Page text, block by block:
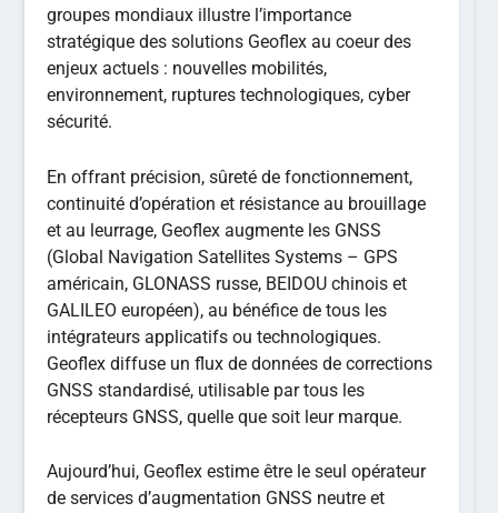
groupes mondiaux illustre l’importance
stratégique des solutions Geoflex au coeur des
enjeux actuels : nouvelles mobilités,
environnement, ruptures technologiques, cyber
sécurité.
En offrant précision, sûreté de fonctionnement,
continuité d’opération et résistance au brouillage
et au leurrage, Geoflex augmente les GNSS
(Global Navigation Satellites Systems – GPS
américain, GLONASS russe, BEIDOU chinois et
GALILEO européen), au bénéfice de tous les
intégrateurs applicatifs ou technologiques.
Geoflex diffuse un flux de données de corrections
GNSS standardisé, utilisable par tous les
récepteurs GNSS, quelle que soit leur marque.
Aujourd’hui, Geoflex estime être le seul opérateur
de services d’augmentation GNSS neutre et